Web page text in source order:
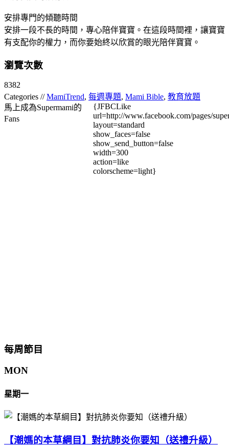
安排專門的傾聽時間
安排一段不長的時間，專心陪伴寶寶。在這段時間裡，讓寶寶
有支配你的權力，而你要始終以欣賞的眼光陪伴寶寶。
瀏覽次數
8382
Categories //MamiTrend, 每週專題, Mami Bible, 教育放題
馬上成為Supermami的
Fans
{JFBCLike
url=http://www.facebook.com/pages/
layout=standard
show_faces=false
show_send_button=false
width=300
action=like
colorscheme=light}
每周節目
MON
星期一
【潮媽的本草綱目】對抗肺炎你要知（送禮升級）